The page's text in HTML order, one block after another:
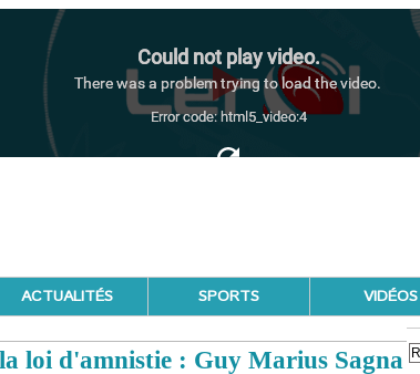
ACTUALITÉS SPORTS VIDÉOS
loi d'amnistie : Guy Marius Sagna